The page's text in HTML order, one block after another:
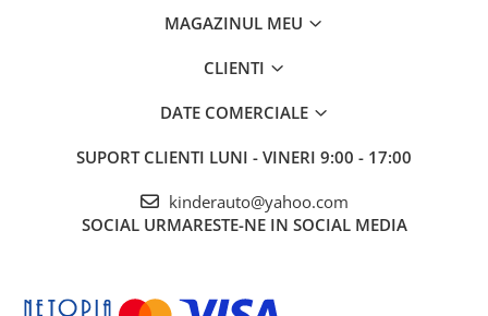
MAGAZINUL MEU
CLIENTI
DATE COMERCIALE
SUPORT CLIENTI LUNI - VINERI 9:00 - 17:00
kinderauto@yahoo.com
SOCIAL URMARESTE-NE IN SOCIAL MEDIA